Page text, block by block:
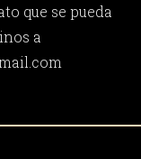
que se pueda
a